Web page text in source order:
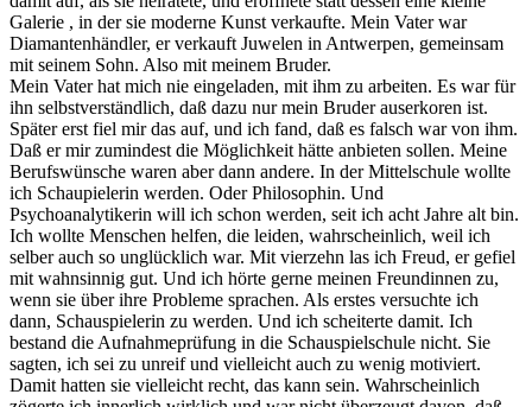
Galerie , in der sie moderne Kunst verkaufte. Mein Vater war
Diamantenhändler, er verkauft Juwelen in Antwerpen, gemeinsam
mit seinem Sohn. Also mit meinem Bruder.
Mein Vater hat mich nie eingeladen, mit ihm zu arbeiten. Es war für
ihn selbstverständlich, daß dazu nur mein Bruder auserkoren ist.
Später erst fiel mir das auf, und ich fand, daß es falsch war von ihm.
Daß er mir zumindest die Möglichkeit hätte anbieten sollen. Meine
Berufswünsche waren aber dann andere. In der Mittelschule wollte
ich Schaupielerin werden. Oder Philosophin. Und
Psychoanalytikerin will ich schon werden, seit ich acht Jahre alt bin.
Ich wollte Menschen helfen, die leiden, wahrscheinlich, weil ich
selber auch so unglücklich war. Mit vierzehn las ich Freud, er gefiel
mit wahnsinnig gut. Und ich hörte gerne meinen Freundinnen zu,
wenn sie über ihre Probleme sprachen. Als erstes versuchte ich
dann, Schauspielerin zu werden. Und ich scheiterte damit. Ich
bestand die Aufnahmeprüfung in die Schauspielschule nicht. Sie
sagten, ich sei zu unreif und vielleicht auch zu wenig motiviert.
Damit hatten sie vielleicht recht, das kann sein. Wahrscheinlich